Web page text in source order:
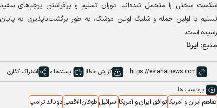
شکست سختی را متحمل شده‌اند. دوران تسلیم و برافراشتن پرچم‌های سفید
تسلیم با اولین حمله و شلیک اولین موشک، به طور برگشت‌ناپذیری به پایان
رسیده است.
منبع: ایرنا
گزارش خطا پسندها:0 اشتراک گذاری
برچسب ها:
تفاهم ایران و آمریکاتوافق ایران و آمریکااسرائیل طوفان‌الاقصیدونالد ترامپ